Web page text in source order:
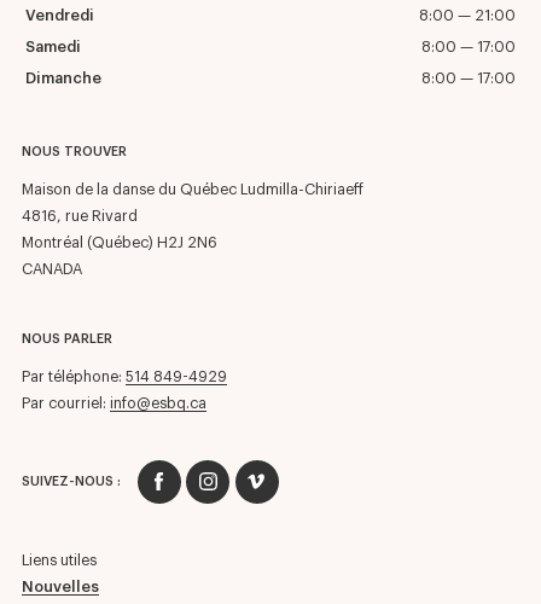
Vendredi 8:00 — 21:00
Samedi 8:00 — 17:00
Dimanche 8:00 — 17:00
NOUS TROUVER
Maison de la danse du Québec Ludmilla-Chiriaeff
4816, rue Rivard
Montréal (Québec) H2J 2N6
CANADA
NOUS PARLER
Par téléphone: 514 849-4929
Par courriel: info@esbq.ca
SUIVEZ-NOUS :
Liens utiles
Nouvelles